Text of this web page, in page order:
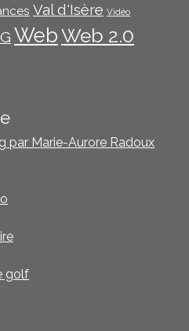
Val d'Isère Vidéo
WebWeb 2.0
par Marie-Aurore Radoux
golf